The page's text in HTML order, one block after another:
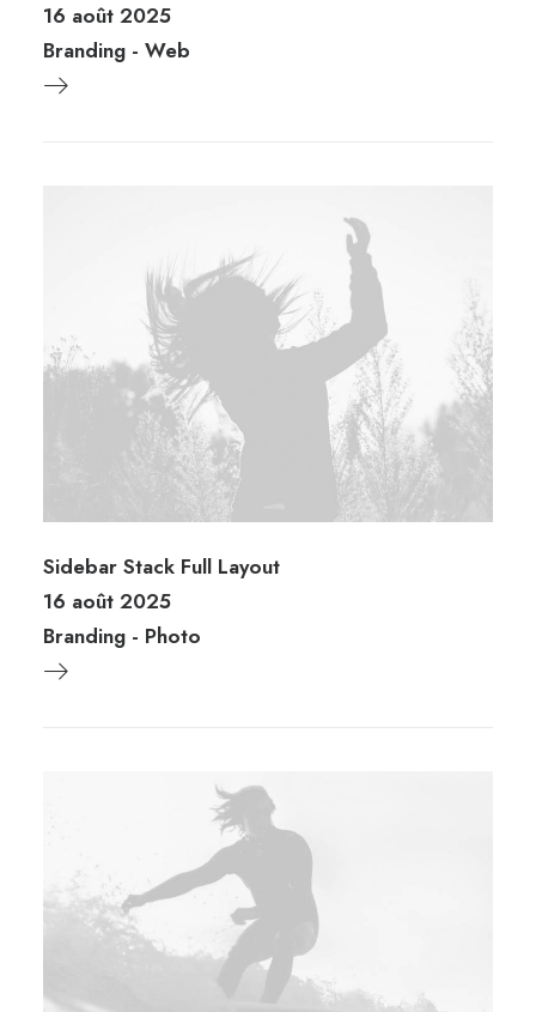
16 août 2025
Branding - Web
Sidebar Stack Full Layout
16 août 2025
Branding - Photo